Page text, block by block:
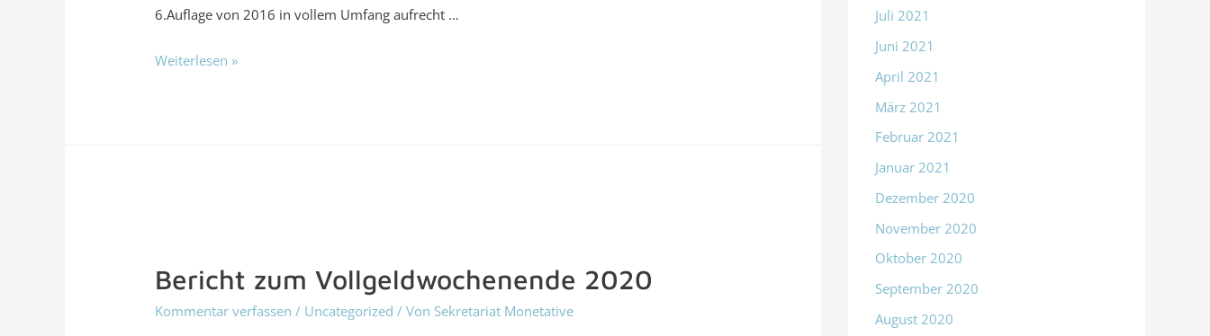
6.Auflage von 2016 in vollem Umfang aufrecht …
Weiterlesen »
Bericht zum Vollgeldwochenende 2020
Kommentar verfassen / Uncategorized / Von Sekretariat Monetative
Juli 2021
Juni 2021
April 2021
März 2021
Februar 2021
Januar 2021
Dezember 2020
November 2020
Oktober 2020
September 2020
August 2020